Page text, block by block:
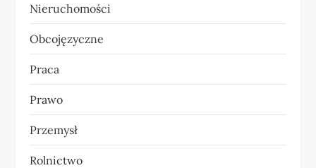
Nieruchomości
Obcojęzyczne
Praca
Prawo
Przemysł
Rolnictwo